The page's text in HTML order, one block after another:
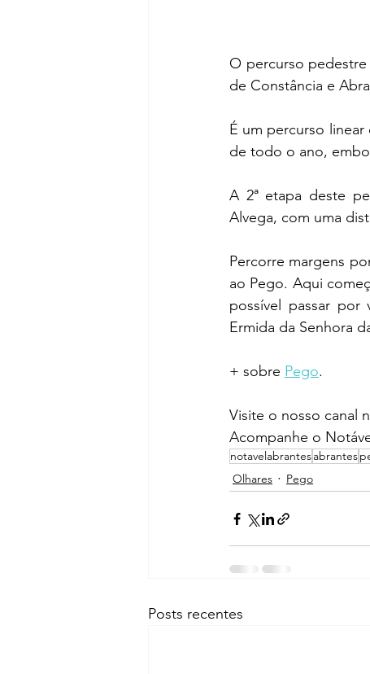
O percurso
de Constância e
É um percurso
de todo o ano,
A 2ª etapa deste
Alvega, com uma
Percorre margens
ao Pego. Aqui
possível passar
Ermida da Senhora
+ sobre Pego.
Visite o nosso canal
Acompanhe o
notavelabrantesabrantes
Olhares
Pego
Posts recentes